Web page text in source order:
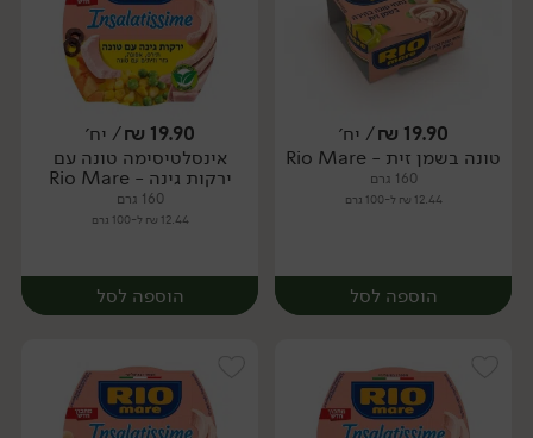
יח׳ יח׳
19.90
₪/ יח׳
טונה בשמן זית - Rio Mare
160 גרם
12.44 ₪ ל-100 גרם
הוספה לסל
19.90
₪/ יח׳
אינסלטיסימה טונה עם
ירקות גינה - Rio Mare
160 גרם
12.44 ₪ ל-100 גרם
הוספה לסל